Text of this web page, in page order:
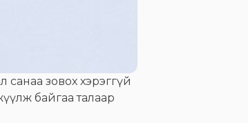
санаа зовох хэрэггүй
байгаа талаар